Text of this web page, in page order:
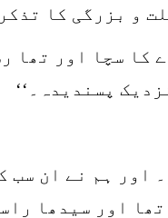
و بزرگی کا
کا سچا اور تھا
پسندیدہ۔‘‘
اور ہم نے ان
اور سیدھا